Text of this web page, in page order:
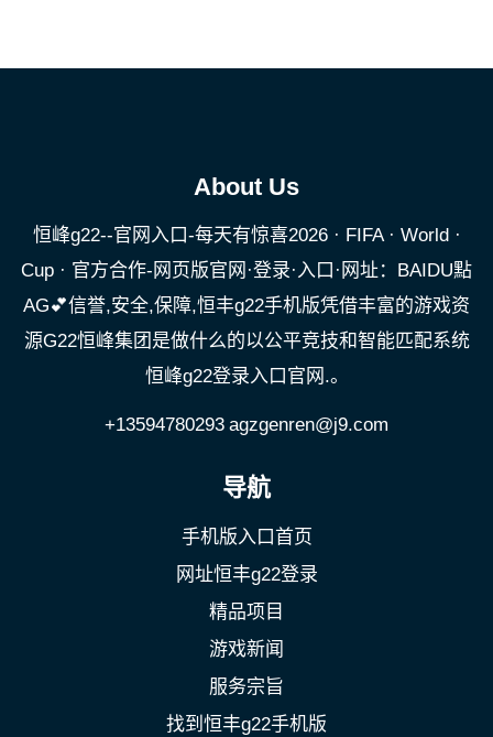
About Us
恒峰g22--官网入口-每天有惊喜2026 · FIFA · World ·
Cup · 官方合作-网页版官网·登录·入口·网址：BAIDU點
AG💕信誉,安全,保障,恒丰g22手机版凭借丰富的游戏资
源G22恒峰集团是做什么的以公平竞技和智能匹配系统
恒峰g22登录入口官网.。
+13594780293 agzgenren@j9.com
导航
手机版入口首页
网址恒丰g22登录
精品项目
游戏新闻
服务宗旨
找到恒丰g22手机版